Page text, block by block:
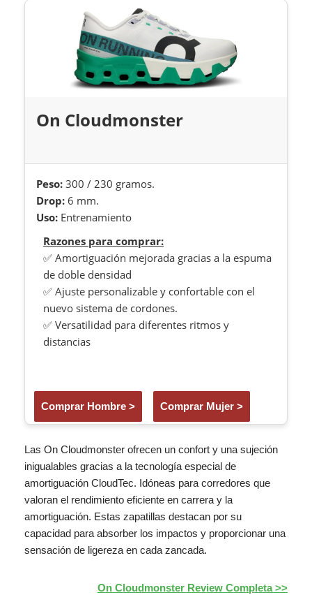
On Cloudmonster
Peso: 300 / 230 gramos.
Drop: 6 mm.
Uso: Entrenamiento
Razones para comprar:
✅ Amortiguación mejorada gracias a la espuma
de doble densidad
✅ Ajuste personalizable y confortable con el
nuevo sistema de cordones.
✅ Versatilidad para diferentes ritmos y
distancias
Comprar Hombre > Comprar Mujer >
Las On Cloudmonster ofrecen un confort y una sujeción
inigualables gracias a la tecnología especial de
amortiguación CloudTec. Idóneas para corredores que
valoran el rendimiento eficiente en carrera y la
amortiguación. Estas zapatillas destacan por su
capacidad para absorber los impactos y proporcionar una
sensación de ligereza en cada zancada.
On Cloudmonster Review Completa >>